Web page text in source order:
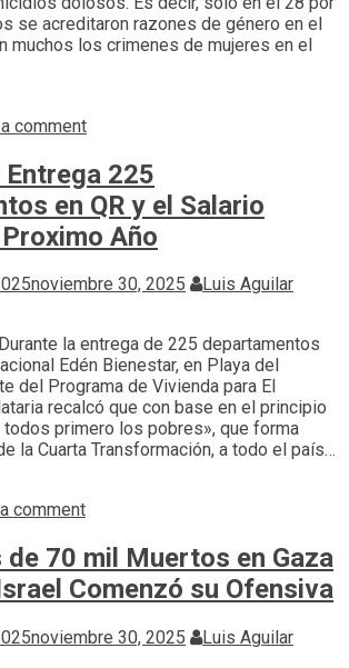
se acreditaron razones de género en el
muchos los crimenes de mujeres en el
comment
Entrega 225
en QR y el Salario
Año
noviembre 30, 2025 Luis Aguilar
la entrega de 225 departamentos
Edén Bienestar, en Playa del
del Programa de Vivienda para El
recalcó que con base en el principio
primero los pobres», que forma
la Cuarta Transformación, a todo el país…
comment
de 70 mil Muertos en Gaza
Comenzó su Ofensiva
noviembre 30, 2025 Luis Aguilar